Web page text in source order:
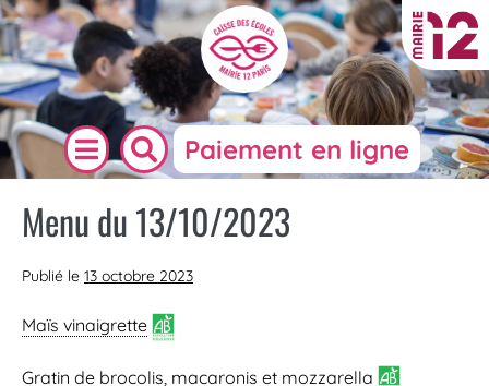
Paiement en ligne
Menu du 13/10/2023
Publié le 13 octobre 2023
Maïs vinaigrette
Gratin de brocolis , macaronis et mozzarella